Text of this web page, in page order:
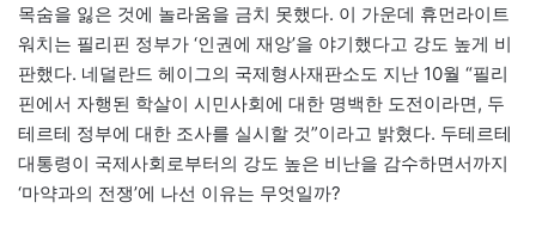
목숨을 잃은 것에 놀라움을 금치 못했다. 이 가운데 휴먼라이트
워치는 필리핀 정부가 ‘인권에 재앙’을 야기했다고 강도 높게 비
판했다. 네덜란드 헤이그의 국제형사재판소도 지난 10월 “필리
핀에서 자행된 학살이 시민사회에 대한 명백한 도전이라면, 두
테르테 정부에 대한 조사를 실시할 것”이라고 밝혔다. 두테르테
대통령이 국제사회로부터의 강도 높은 비난을 감수하면서까지
‘마약과의 전쟁’에 나선 이유는 무엇일까?